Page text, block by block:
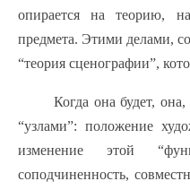
опирается на теорию,
предмета. Этими делами,
“теория сценографии”,
Когда она будет,
“узлами”: положение
изменение этой
соподчиненность,